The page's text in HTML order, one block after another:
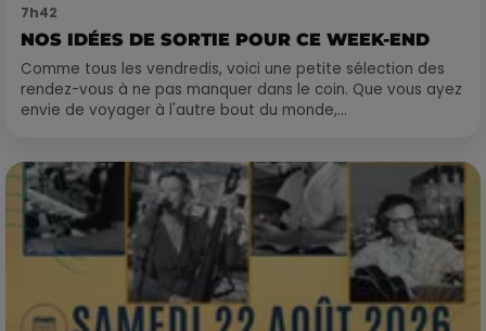
7h42
NOS IDÉES DE SORTIE POUR CE WEEK-END
Comme tous les vendredis, voici une petite sélection des
rendez-vous à ne pas manquer dans le coin. Que vous ayez
envie de voyager à l'autre bout du monde,...